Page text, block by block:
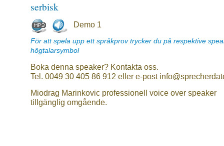
serbisk
Demo 1
För att spela upp ett språkprov trycker du på respektive
högtalarsymbol
Boka denna speaker? Kontakta oss.
Tel. 0049 30 405 86 912 eller e-post
Miodrag Marinkovic professionell voice over speaker
tillgänglig omgående.